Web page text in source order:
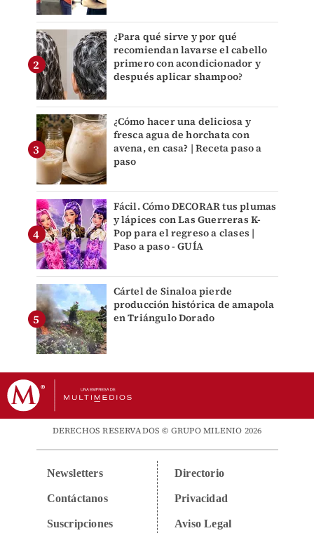
¿Para qué sirve y por qué
recomiendan lavarse el cabello
primero con acondicionador y
después aplicar shampoo?
¿Cómo hacer una deliciosa y
fresca agua de horchata con
avena, en casa? | Receta paso a
paso
Fácil. Cómo DECORAR tus plumas
y lápices con Las Guerreras K-
Pop para el regreso a clases |
Paso a paso - GUÍA
Cártel de Sinaloa pierde
producción histórica de amapola
en Triángulo Dorado
DERECHOS RESERVADOS © GRUPO MILENIO 2026
Newsletters
Contáctanos
Suscripciones
Directorio
Privacidad
Aviso Legal